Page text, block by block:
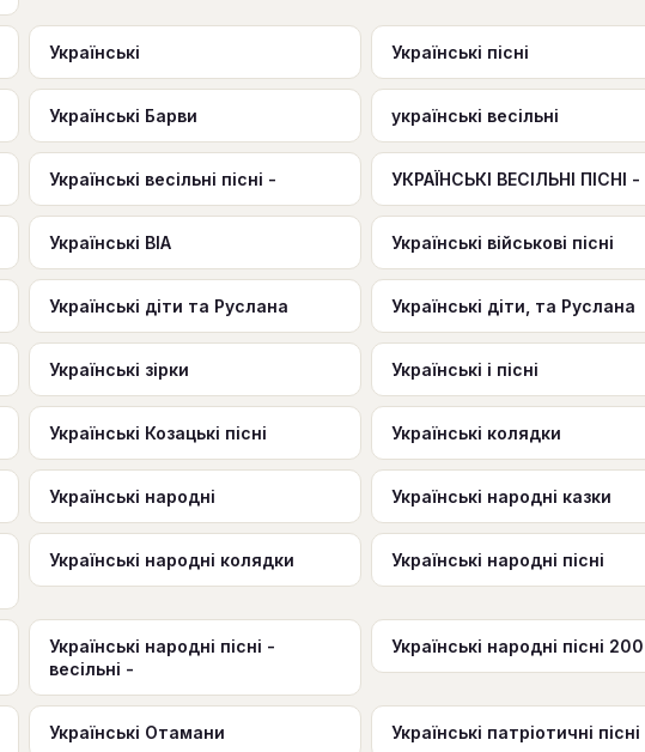
Українські Українські пісні
Українські Барви українські весільні
Українські весільні пісні - УКРАЇНСЬКІ ВЕСІЛЬНІ ПІСНІ -
Українські ВІА Українські військові пісні
Українські діти та Руслана Українські діти, та Руслана
Українські зірки Українські і пісні
Українські Козацькі пісні Українські колядки
Українські народні Українські народні казки
Українські народні колядки Українські народні пісні
Українські народні пісні -
весільні -
Українські народні пісні
Українські Отамани Українські патріотичні пісні